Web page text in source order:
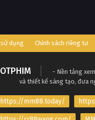
dụng Chính sách riêng tư
- Nền tảng
và thiết kế sáng tạo, đưa
https://mm88.today/